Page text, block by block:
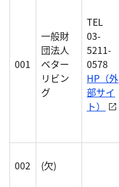
001
一般財
団法人
ベター
リビン
グ
TEL
03-
5211-
0578
HP（外
部サイ
ト）
002 (欠)